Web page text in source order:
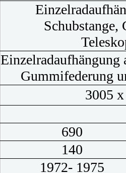
Schubstange,
Einzelradaufhängung
Gummifederung
3005
690
140
1972- 1975